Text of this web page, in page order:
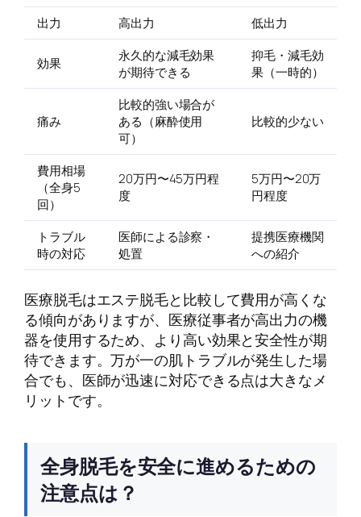
出力
高出力 低出力
効果
永久的な減毛効果
が期待できる
抑毛・減毛効
果（一時的）
痛み
比較的強い場合が
ある（麻酔使用
可）
比較的少ない
費用相場
（全身5
回）
20万円〜45万円程
度
5万円〜20万
円程度
トラブル
時の対応
医師による診察・
処置
提携医療機関
への紹介
医療脱毛はエステ脱毛と比較して費用が高くな
る傾向がありますが、医療従事者が高出力の機
器を使用するため、より高い効果と安全性が期
待できます。万が一の肌トラブルが発生した場
合でも、医師が迅速に対応できる点は大きなメ
リットです。
全身脱毛を安全に進めるための
注意点は？